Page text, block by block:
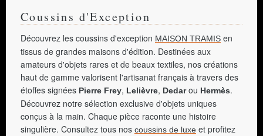
Coussins d'Exception
Découvrez les coussins d'exception MAISON TRAMIS en
tissus de grandes maisons d'édition. Destinées aux
amateurs d'objets rares et de beaux textiles, nos créations
haut de gamme valorisent l'artisanat français à travers des
étoffes signées Pierre Frey, Lelièvre, Dedarou Hermès.
Découvrez notre sélection exclusive d'objets uniques
conçus à la main. Chaque pièce raconte une histoire
singulière. Consultez tous nos coussins de luxe et profitez